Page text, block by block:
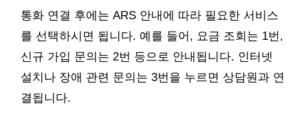
통화 연결 후에는 ARS 안내에 따라 필요한 서비스
를 선택하시면 됩니다. 예를 들어, 요금 조회는 1번,
신규 가입 문의는 2번 등으로 안내됩니다. 인터넷
설치나 장애 관련 문의는 3번을 누르면 상담원과 연
결됩니다.